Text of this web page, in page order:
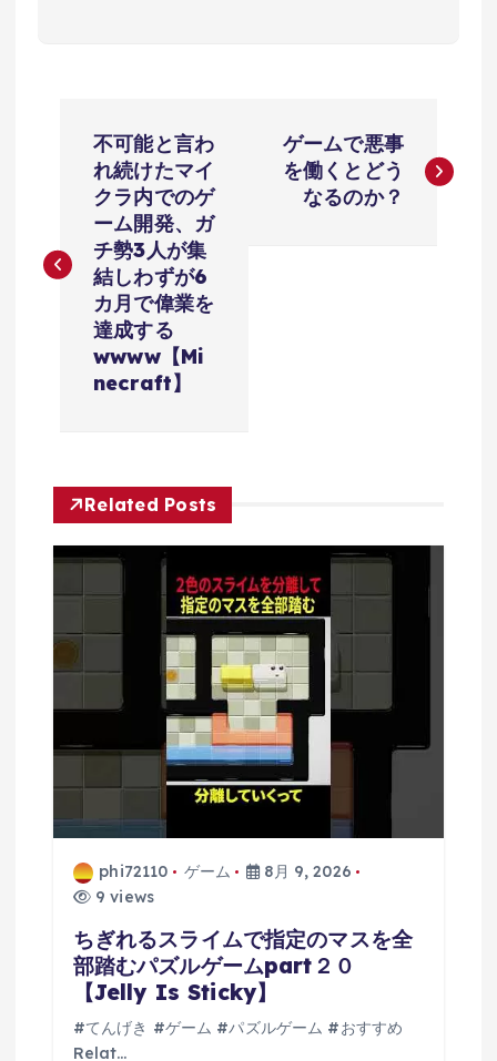
ビ
ョ
ン
不可能と言わ
れ続けたマイ
クラ内でのゲ
ーム開発、ガ
チ勢3人が集
結しわずが6
カ月で偉業を
達成する
wwww【Mi
necraft】
ゲームで悪事
を働くとどう
なるのか？
Related Posts
phi72110 ゲーム
8月 9, 2026
9 views
ちぎれるスライムで指定のマスを全
部踏むパズルゲームpart２０
【Jelly Is Sticky】
#てんげき #ゲーム #パズルゲーム #おすすめ
Relat…